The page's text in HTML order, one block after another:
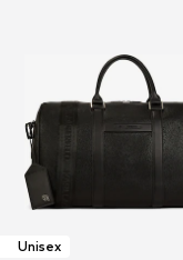
Unisex